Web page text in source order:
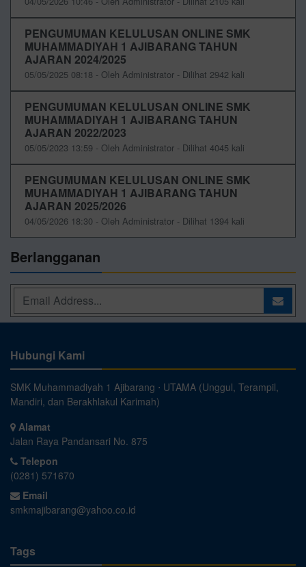
PENGUMUMAN KELULUSAN ONLINE SMK
MUHAMMADIYAH 1 AJIBARANG TAHUN
AJARAN 2024/2025
05/05/2025 08:18 - Oleh Administrator - Dilihat 2942 kali
PENGUMUMAN KELULUSAN ONLINE SMK
MUHAMMADIYAH 1 AJIBARANG TAHUN
AJARAN 2022/2023
05/05/2023 13:59 - Oleh Administrator - Dilihat 4045 kali
PENGUMUMAN KELULUSAN ONLINE SMK
MUHAMMADIYAH 1 AJIBARANG TAHUN
AJARAN 2025/2026
04/05/2026 18:30 - Oleh Administrator - Dilihat 1394 kali
Berlangganan
Hubungi Kami
SMK Muhammadiyah 1 Ajibarang ⋅ UTAMA (Unggul, Terampil,
Mandiri, dan Berakhlakul Karimah)
Alamat
Jalan Raya Pandansari No. 875
Telepon
(0281) 571670
Email
smkmajibarang@yahoo.co.id
Tags